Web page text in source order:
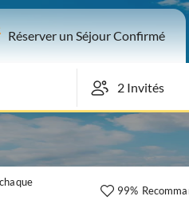
Réserver un Séjour Confirmé
99%